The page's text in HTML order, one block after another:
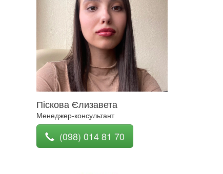
Піскова Єлизавета
Менеджер-консультант
(098) 014 81 70